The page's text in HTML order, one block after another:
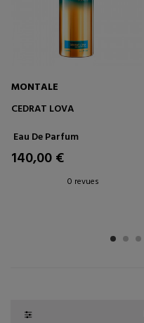
MONTALE
CEDRAT LOVA
Eau De Parfum
140,00 €
0 revues